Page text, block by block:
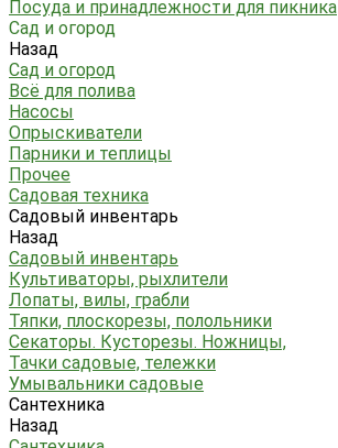
Посуда и принадлежности для пикника
Сад и огород
Назад
Сад и огород
Всё для полива
Насосы
Опрыскиватели
Парники и теплицы
Прочее
Садовая техника
Садовый инвентарь
Назад
Садовый инвентарь
Культиваторы, рыхлители
Лопаты, вилы, грабли
Тяпки, плоскорезы, полольники
Секаторы. Кусторезы. Ножницы,
Тачки садовые, тележки
Умывальники садовые
Сантехника
Назад